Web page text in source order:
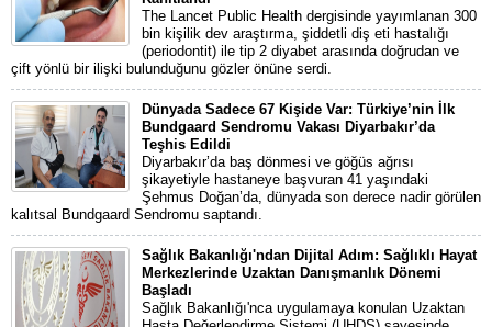
The Lancet Public Health dergisinde yayımlanan 300
bin kişilik dev araştırma, şiddetli diş eti hastalığı
(periodontit) ile tip 2 diyabet arasında doğrudan ve
çift yönlü bir ilişki bulunduğunu gözler önüne serdi.
Dünyada Sadece 67 Kişide Var: Türkiye’nin İlk
Bundgaard Sendromu Vakası Diyarbakır’da
Teşhis Edildi
Diyarbakır’da baş dönmesi ve göğüs ağrısı
şikayetiyle hastaneye başvuran 41 yaşındaki
Şehmus Doğan’da, dünyada son derece nadir görülen
kalıtsal Bundgaard Sendromu saptandı.
Sağlık Bakanlığı'ndan Dijital Adım: Sağlıklı Hayat
Merkezlerinde Uzaktan Danışmanlık Dönemi
Başladı
Sağlık Bakanlığı'nca uygulamaya konulan Uzaktan